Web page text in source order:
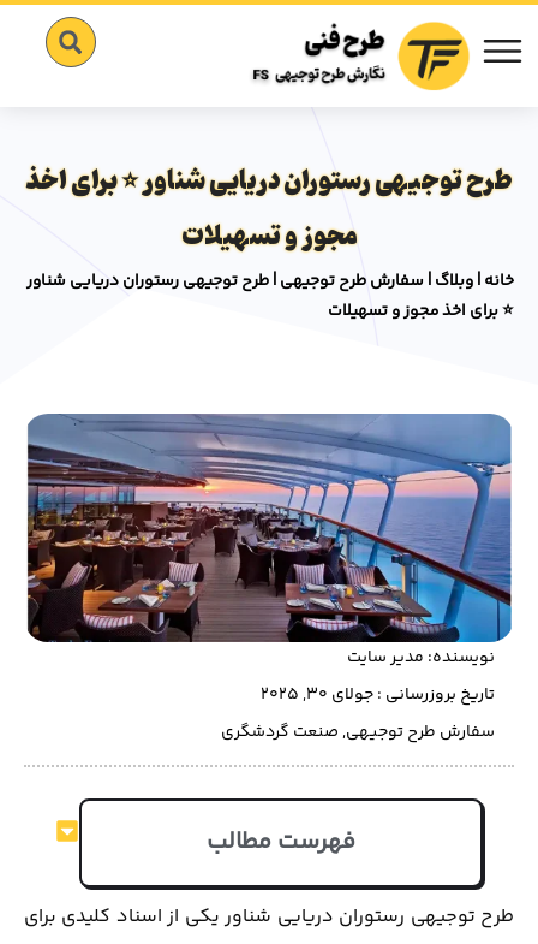
طرح توجیهی رستوران دریایی شناور ⭐️ برای اخذ
مجوز و تسهیلات
خانه|وبلاگ| سفارش طرح توجیهی|طرح توجیهی رستوران دریایی شناور
⭐️ برای اخذ مجوز و تسهیلات
نویسنده: مدیر سایت
تاریخ بروزرسانی : جولای 30, 2025
سفارش طرح توجیهی,صنعت گردشگری
فهرست مطالب
طرح توجیهی رستوران دریایی شناور یکی از اسناد کلیدی برای